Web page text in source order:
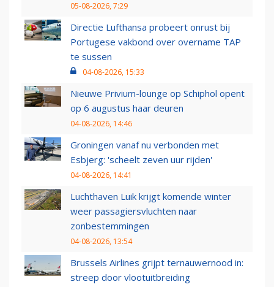
05-08-2026, 7:29
Directie Lufthansa probeert onrust bij
Portugese vakbond over overname TAP
te sussen
04-08-2026, 15:33
Nieuwe Privium-lounge op Schiphol opent
op 6 augustus haar deuren
04-08-2026, 14:46
Groningen vanaf nu verbonden met
Esbjerg: 'scheelt zeven uur rijden'
04-08-2026, 14:41
Luchthaven Luik krijgt komende winter
weer passagiersvluchten naar
zonbestemmingen
04-08-2026, 13:54
Brussels Airlines grijpt ternauwernood in:
streep door vlootuitbreiding